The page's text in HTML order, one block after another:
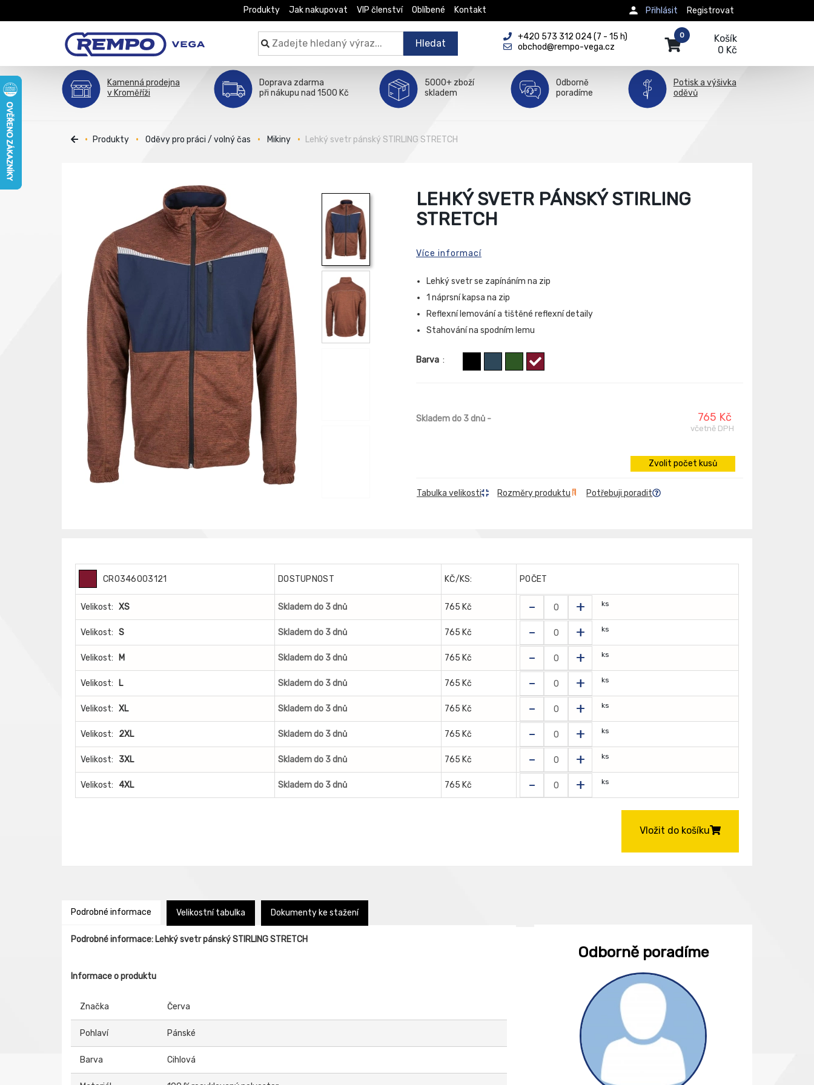
Produkty Jak nakupovat VIP členství Oblíbené Kontakt Registrovat
Přihlásit
Hledat
+420 573 312 024 (7 - 15 h)
obchod@rempo-vega.cz
Košík
0 Kč
0
Kamenná prodejna
v Kroměříži
Doprava zdarma
při nákupu nad 1500 Kč
5000+ zboží
skladem
Odborně
poradíme
Potisk a výšivka
oděvů
Produkty Oděvy pro práci / volný čas Mikiny Lehký svetr pánský STIRLING STRETCH
LEHKÝ SVETR PÁNSKÝ STIRLING
STRETCH
Více informací
Lehký svetr se zapínáním na zip
1 náprsní kapsa na zip
Reflexní lemování a tištěné reflexní detaily
Stahování na spodním lemu
Barva :
Skladem do 3 dnů - 765 Kč
včetně DPH
Zvolit počet kusů
Tabulka velikosti Rozměry produktu Potřebuji poradit
CR0346003121 DOSTUPNOST KČ/KS: POČET
Velikost: XS Skladem do 3 dnů 765 Kč - + ks
Velikost: S Skladem do 3 dnů 765 Kč - + ks
Velikost: M Skladem do 3 dnů 765 Kč - + ks
Velikost: L Skladem do 3 dnů 765 Kč - + ks
Velikost: XL Skladem do 3 dnů 765 Kč - + ks
Velikost: 2XL Skladem do 3 dnů 765 Kč - + ks
Velikost: 3XL Skladem do 3 dnů 765 Kč - + ks
Velikost: 4XL Skladem do 3 dnů 765 Kč - + ks
Vložit do košíku
Podrobné informace Velikostní tabulka Dokumenty ke stažení
Podrobné informace: Lehký svetr pánský STIRLING STRETCH
Informace o produktu
Značka Červa
Pohlaví Pánské
Barva Cihlová
Odborně poradíme